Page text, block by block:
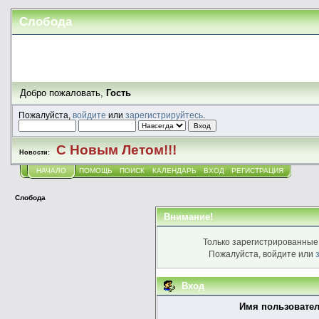
Слобода
Добро пожаловать,Гость
Пожалуйста, войдите или зарегистрируйтесь.
Новости: С Новым Летом!!!
НАЧАЛО ПОМОЩЬ ПОИСК КАЛЕНДАРЬ ВХОД РЕГИСТРАЦИЯ
Слобода
Внимание!
Только
Пожалуйста, войдите или
Вход
Имя